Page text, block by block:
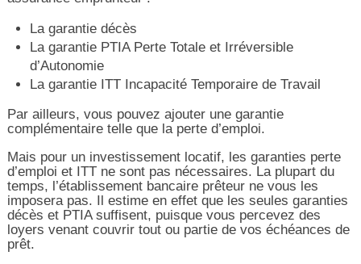
La garantie décès
La garantie PTIA Perte Totale et Irréversible
d’Autonomie
La garantie ITT Incapacité Temporaire de Travail
Par ailleurs, vous pouvez ajouter une garantie
complémentaire telle que la perte d’emploi.
Mais pour un investissement locatif, les garanties perte
d’emploi et ITT ne sont pas nécessaires. La plupart du
temps, l’établissement bancaire prêteur ne vous les
imposera pas. Il estime en effet que les seules garanties
décès et PTIA suffisent, puisque vous percevez des
loyers venant couvrir tout ou partie de vos échéances de
prêt.